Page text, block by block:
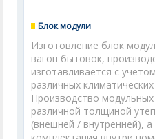
Блок модули
Изготовление блок
вагон бытовок,
изготавливается с
различных
Производство
различной толщиной
(внешней / внутренней),